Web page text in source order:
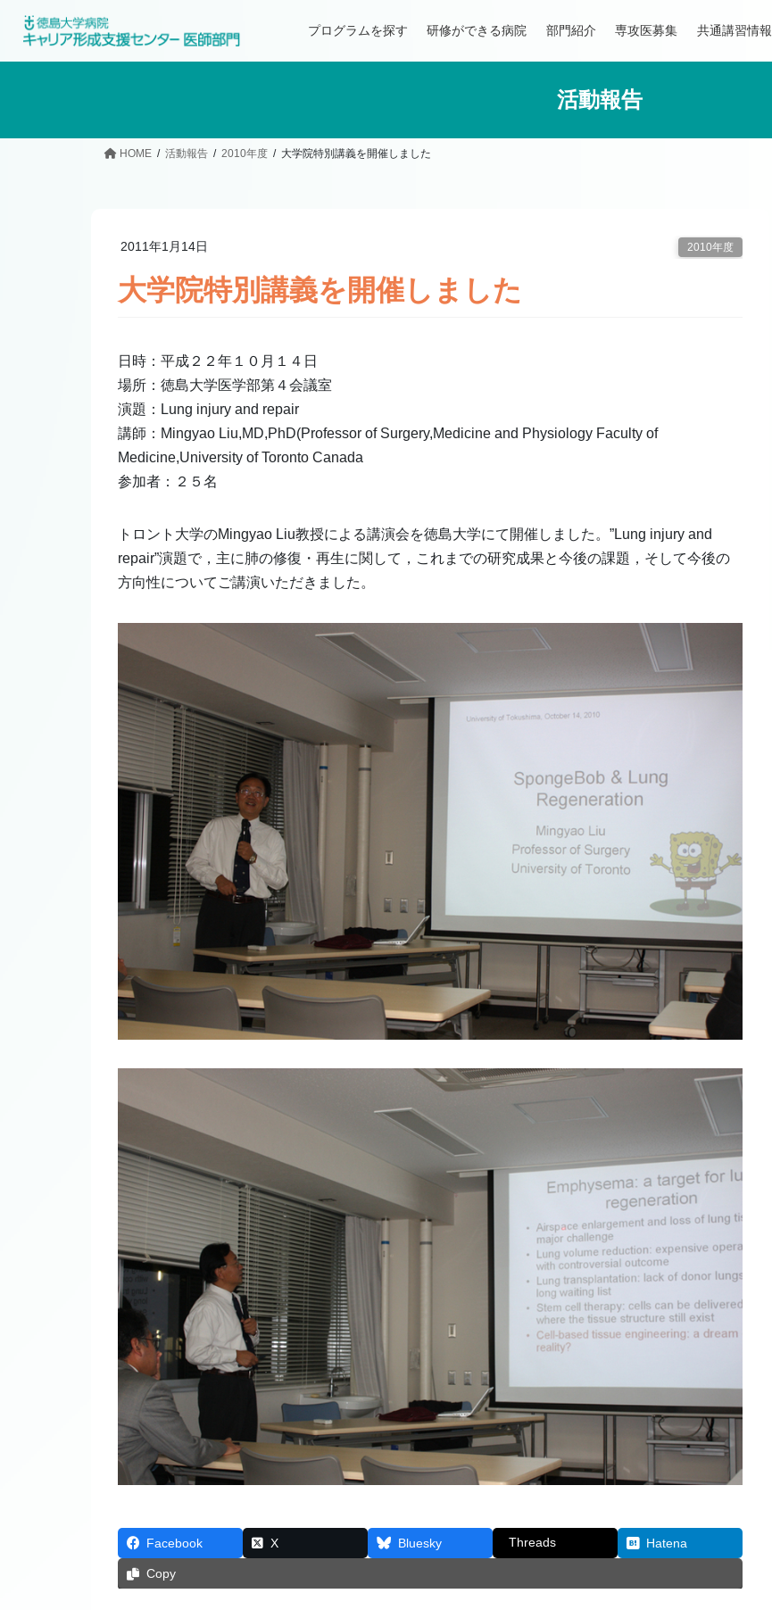
プログラムを探す 研修ができる病院 部門紹介 専攻医募集 共通講習情報
活動報告
HOME 活動報告 2010年度 大学院特別講義を開催しました
2011年1月14日 2010年度
大学院特別講義を開催しました
日時：平成２２年１０月１４日
場所：徳島大学医学部第４会議室
演題：Lung injury and repair
講師：Mingyao Liu,MD,PhD(Professor of Surgery,Medicine and Physiology Faculty of
Medicine,University of Toronto Canada
参加者：２５名
トロント大学のMingyao Liu教授による講演会を徳島大学にて開催しました。”Lung injury and
repair”演題で，主に肺の修復・再生に関して，これまでの研究成果と今後の課題，そして今後の
方向性についてご講演いただきました。
Facebook X Bluesky Threads Hatena
Copy